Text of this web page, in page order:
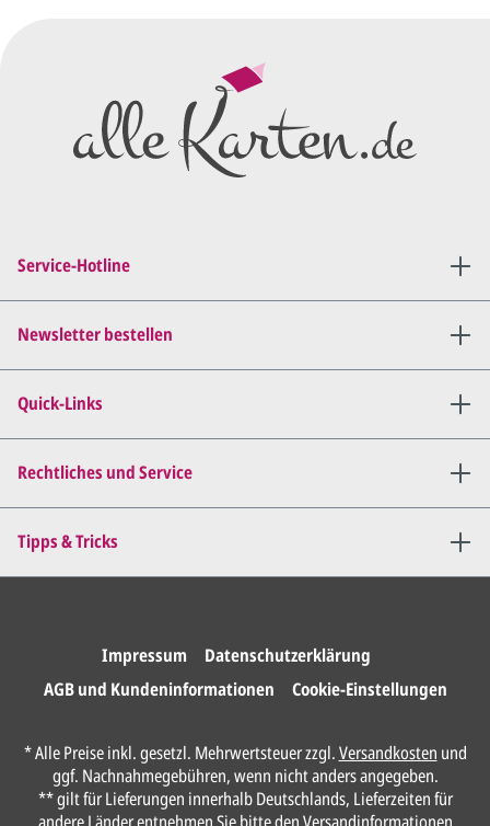
Unser Design Service
(Profi gestalten lassen)
Lassen Sie Ihre Karte ganz einfach von
Preisangebot
Anschluss den ersten
Entwurf/Korrekturabzug
Diesen senden wir Ihnen als
PDF per E-Mail.
uns, was Sie amEntwurf
Wir senden Ihnen den
Dies wiederholen wir so lange,
bis
Service-Hotline
Rechtliches und Service
Tipps & Tricks
Quick-Links
Newsletter bestellen
Impressum
Datenschutzerklärung
AGB und Kundeninformationen
Cookie-Einstellungen
* Alle Preise inkl. gesetzl. Mehrwertsteuer zzgl.Versandkosten und
ggf. Nachnahmegebühren, wenn nicht anders angegeben.
** gilt für Lieferungen innerhalb Deutschlands, Lieferzeiten für